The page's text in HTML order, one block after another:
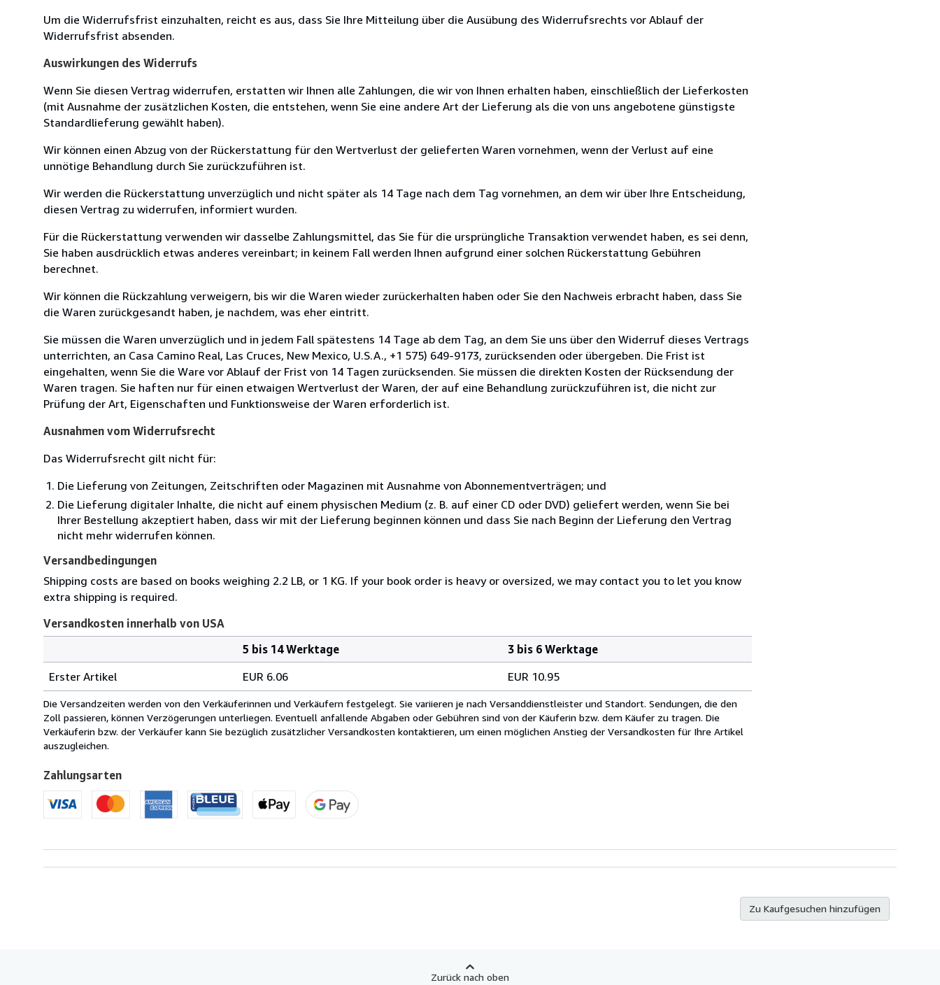
Um die Widerrufsfrist einzuhalten, reicht es aus, dass Sie Ihre Mitteilung über die Ausübung des Widerrufsrechts vor Ablauf der
Widerrufsfrist absenden.
Auswirkungen des Widerrufs
Wenn Sie diesen Vertrag widerrufen, erstatten wir Ihnen alle Zahlungen, die wir von Ihnen erhalten haben, einschließlich der Lieferkosten
(mit Ausnahme der zusätzlichen Kosten, die entstehen, wenn Sie eine andere Art der Lieferung als die von uns angebotene günstigste
Standardlieferung gewählt haben).
Wir können einen Abzug von der Rückerstattung für den Wertverlust der gelieferten Waren vornehmen, wenn der Verlust auf eine
unnötige Behandlung durch Sie zurückzuführen ist.
Wir werden die Rückerstattung unverzüglich und nicht später als 14 Tage nach dem Tag vornehmen, an dem wir über Ihre Entscheidung,
diesen Vertrag zu widerrufen, informiert wurden.
Für die Rückerstattung verwenden wir dasselbe Zahlungsmittel, das Sie für die ursprüngliche Transaktion verwendet haben, es sei denn,
Sie haben ausdrücklich etwas anderes vereinbart; in keinem Fall werden Ihnen aufgrund einer solchen Rückerstattung Gebühren
berechnet.
Wir können die Rückzahlung verweigern, bis wir die Waren wieder zurückerhalten haben oder Sie den Nachweis erbracht haben, dass Sie
die Waren zurückgesandt haben, je nachdem, was eher eintritt.
Sie müssen die Waren unverzüglich und in jedem Fall spätestens 14 Tage ab dem Tag, an dem Sie uns über den Widerruf dieses Vertrags
unterrichten, an Casa Camino Real, Las Cruces, New Mexico, U.S.A., +1 575) 649-9173, zurücksenden oder übergeben. Die Frist ist
eingehalten, wenn Sie die Ware vor Ablauf der Frist von 14 Tagen zurücksenden. Sie müssen die direkten Kosten der Rücksendung der
Waren tragen. Sie haften nur für einen etwaigen Wertverlust der Waren, der auf eine Behandlung zurückzuführen ist, die nicht zur
Prüfung der Art, Eigenschaften und Funktionsweise der Waren erforderlich ist.
Ausnahmen vom Widerrufsrecht
Das Widerrufsrecht gilt nicht für:
Die Lieferung von Zeitungen, Zeitschriften oder Magazinen mit Ausnahme von Abonnementverträgen; und
Die Lieferung digitaler Inhalte, die nicht auf einem physischen Medium (z. B. auf einer CD oder DVD) geliefert werden, wenn Sie bei
Ihrer Bestellung akzeptiert haben, dass wir mit der Lieferung beginnen können und dass Sie nach Beginn der Lieferung den Vertrag
nicht mehr widerrufen können.
Versandbedingungen
Shipping costs are based on books weighing 2.2 LB, or 1 KG. If your book order is heavy or oversized, we may contact you to let you know
extra shipping is required.
Versandkosten innerhalb von USA
innerhalb
von
USA
5 bis 14 Werktage
3 bis 6 Werktage
Erster Artikel
EUR 6.06 EUR 10.95
Die Versandzeiten werden von den Verkäuferinnen und Verkäufern festgelegt. Sie variieren je nach Versanddienstleister und Standort. Sendungen, die den
Zoll passieren, können Verzögerungen unterliegen. Eventuell anfallende Abgaben oder Gebühren sind von der Käuferin bzw. dem Käufer zu tragen. Die
Verkäuferin bzw. der Verkäufer kann Sie bezüglich zusätzlicher Versandkosten kontaktieren, um einen möglichen Anstieg der Versandkosten für Ihre Artikel
auszugleichen.
Zahlungsarten
Zu Kaufgesuchen hinzufügen
Zurück nach oben